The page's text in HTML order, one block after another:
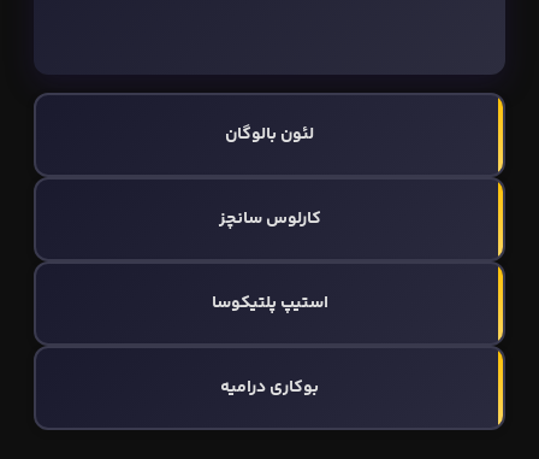
لئون بالوگان
کارلوس سانچز
استیپ پلتیکوسا
بوكاری دراميه